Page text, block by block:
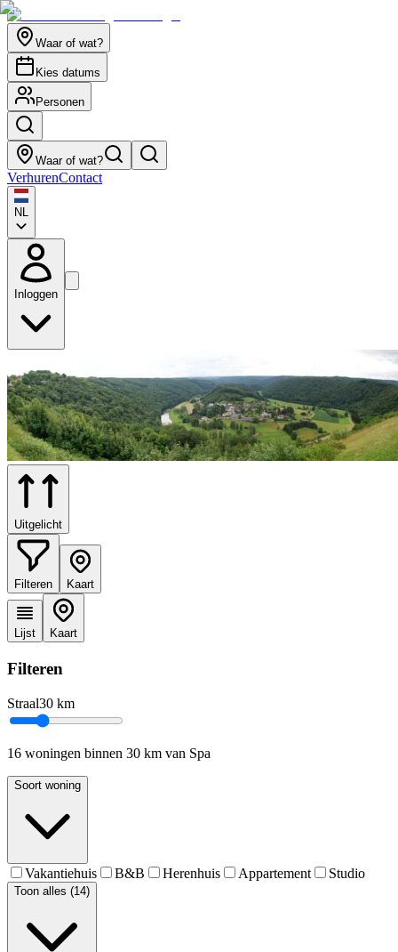
Waar of wat?
Kies datums
Personen
Waar of wat?
VerhurenContact
NL
Inloggen
Uitgelicht
Filteren Kaart
Lijst Kaart
Filteren
Straal30 km
16 woningen binnen 30 km van Spa
Soort woning
Vakantiehuis B&B Herenhuis Appartement Studio
Toon alles (14)